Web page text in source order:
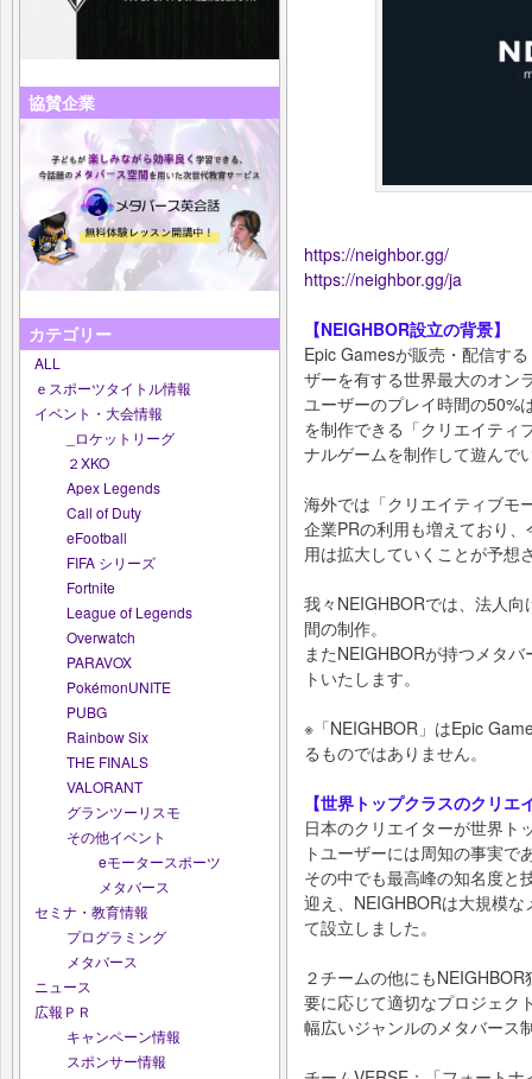
協賛企業
カテゴリー
ALL
ｅスポーツタイトル情報
イベント・大会情報
_ロケットリーグ
２XKO
Apex Legends
Call of Duty
eFootball
FIFA シリーズ
Fortnite
League of Legends
Overwatch
PARAVOX
PokémonUNITE
PUBG
Rainbow Six
THE FINALS
VALORANT
グランツーリスモ
その他イベント
eモータースポーツ
メタバース
セミナ・教育情報
プログラミング
メタバース
ニュース
広報ＰＲ
キャンペーン情報
スポンサー情報
https://neighbor.gg/
https://neighbor.gg/ja
【NEIGHBOR設立の背景】
Epic Gamesが販売・配信す
ザーを有する世界最大のオン
ユーザーのプレイ時間の50%
を制作できる「クリエイティ
ナルゲームを制作して遊んで
海外では「クリエイティブモ
企業PRの利用も増えており
用は拡大していくことが予想
我々NEIGHBORでは、法人
間の制作。
またNEIGHBORが持つメタ
トいたします。
※「NEIGHBOR」はEpic
るものではありません。
【世界トップクラスのクリエ
日本のクリエイターが世界ト
トユーザーには周知の事実で
その中でも最高峰の知名度と
迎え、NEIGHBORは大規模
て設立しました。
２チームの他にも
要に応じて適切なプロジェク
幅広いジャンルのメタバース